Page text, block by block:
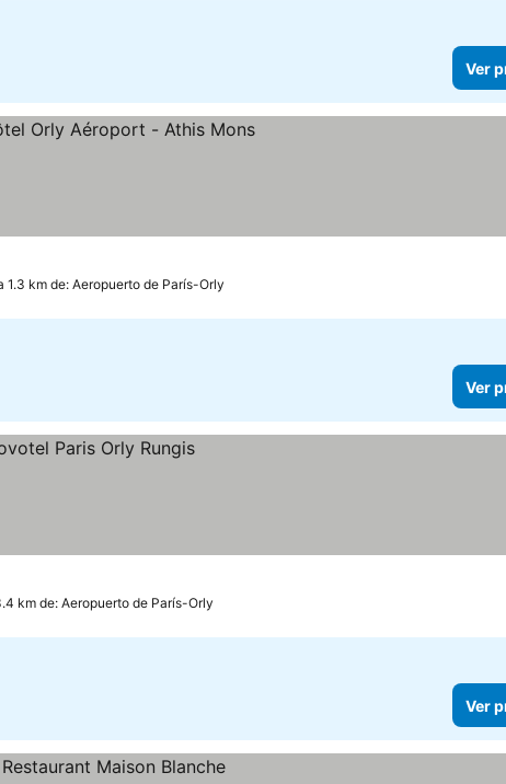
Ver
1.3 km de: Aeropuerto de París-Orly
Ver
km de: Aeropuerto de París-Orly
Ver